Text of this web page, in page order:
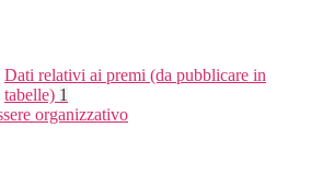
Dati relativi ai premi (da pubblicare in
tabelle) 1
organizzativo